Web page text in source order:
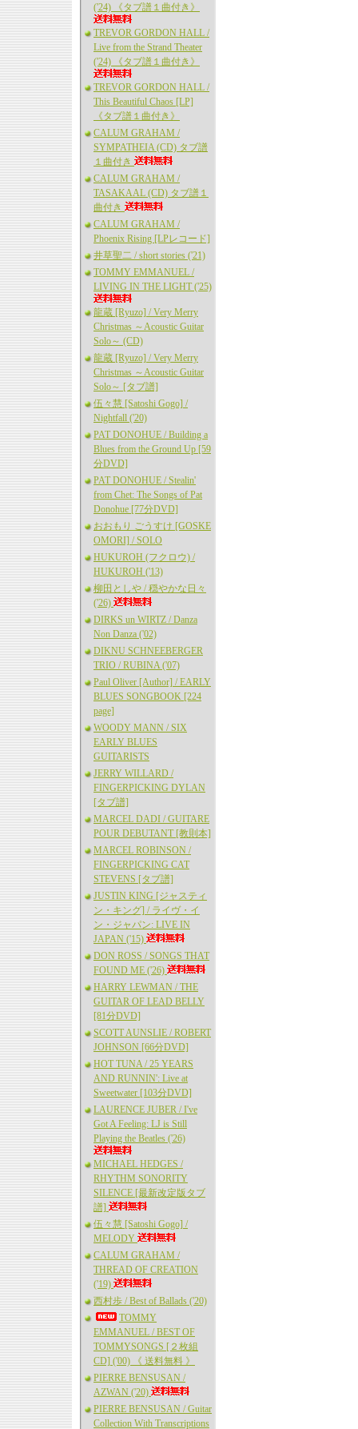
('24) 《タブ譜１曲付き》
TREVOR GORDON HALL /
Live from the Strand Theater
('24) 《タブ譜１曲付き》
TREVOR GORDON HALL /
This Beautiful Chaos [LP]
《タブ譜１曲付き》
CALUM GRAHAM /
SYMPATHEIA (CD) タブ譜
１曲付き
CALUM GRAHAM /
TASAKAAL (CD) タブ譜１
曲付き
CALUM GRAHAM /
Phoenix Rising [LPレコード]
井草聖二 / short stories ('21)
TOMMY EMMANUEL /
LIVING IN THE LIGHT ('25)
龍蔵 [Ryuzo] / Very Merry
Christmas ～Acoustic Guitar
Solo～ (CD)
龍蔵 [Ryuzo] / Very Merry
Christmas ～Acoustic Guitar
Solo～ [タブ譜]
伍々慧 [Satoshi Gogo] /
Nightfall ('20)
PAT DONOHUE / Building a
Blues from the Ground Up [59
分DVD]
PAT DONOHUE / Stealin'
from Chet: The Songs of Pat
Donohue [77分DVD]
おおもり ごうすけ [GOSKE
OMORI] / SOLO
HUKUROH (フクロウ) /
HUKUROH ('13)
柳田としや / 穏やかな日々
('26)
DIRKS un WIRTZ / Danza
Non Danza ('02)
DIKNU SCHNEEBERGER
TRIO / RUBINA ('07)
Paul Oliver [Author] / EARLY
BLUES SONGBOOK [224
page]
WOODY MANN / SIX
EARLY BLUES
GUITARISTS
JERRY WILLARD /
FINGERPICKING DYLAN
[タブ譜]
MARCEL DADI / GUITARE
POUR DEBUTANT [教則本]
MARCEL ROBINSON /
FINGERPICKING CAT
STEVENS [タブ譜]
JUSTIN KING [ジャスティ
ン・キング] / ライヴ・イ
ン・ジャパン: LIVE IN
JAPAN ('15)
DON ROSS / SONGS THAT
FOUND ME ('26)
HARRY LEWMAN / THE
GUITAR OF LEAD BELLY
[81分DVD]
SCOTT AUNSLIE / ROBERT
JOHNSON [66分DVD]
HOT TUNA / 25 YEARS
AND RUNNIN': Live at
Sweetwater [103分DVD]
LAURENCE JUBER / I've
Got A Feeling: LJ is Still
Playing the Beatles ('26)
MICHAEL HEDGES /
RHYTHM SONORITY
SILENCE [最新改定版タブ
譜]
伍々慧 [Satoshi Gogo] /
MELODY
CALUM GRAHAM /
THREAD OF CREATION
('19)
西村歩 / Best of Ballads ('20)
TOMMY
EMMANUEL / BEST OF
TOMMYSONGS [２枚組
CD] ('00) 《 送料無料 》
PIERRE BENSUSAN /
AZWAN ('20)
PIERRE BENSUSAN / Guitar
Collection With Transcriptions